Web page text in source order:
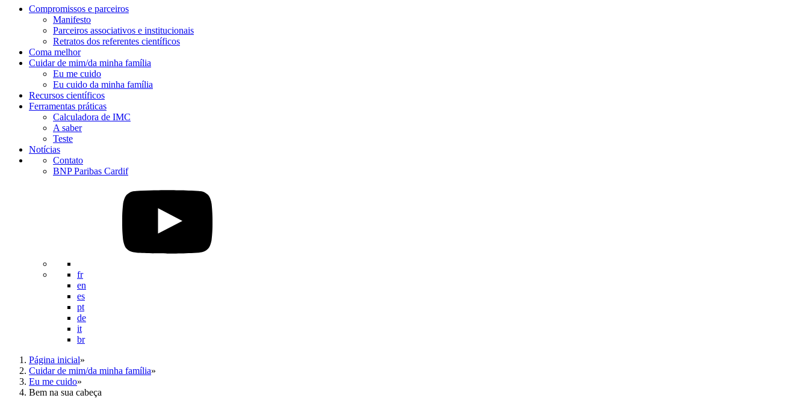
Compromissos e parceiros
Manifesto
Parceiros associativos e institucionais
Retratos dos referentes científicos
Coma melhor
Cuidar de mim/da minha família
Eu me cuido
Eu cuido da minha família
Recursos científicos
Ferramentas práticas
Calculadora de IMC
A saber
Teste
Notícias
Contato
BNP Paribas Cardif
fr
en
es
pt
de
it
br
Página inicial»
Cuidar de mim/da minha família»
Eu me cuido»
Bem na sua cabeça